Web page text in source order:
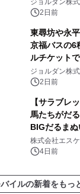
ジョルダン株
2日前
東尋坊や永
京福バスの6
ルチケット
ジョルダン株
2日前
【サラブレ
馬たちがだ
BIGだるま
注販売開始
株式会社エス
4日前
イルの新着をもっ